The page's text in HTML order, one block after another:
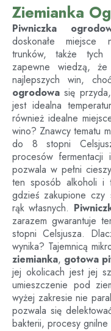
Ziemianka
Piwniczka
doskonałe miejsce
trunków, także tych
zapewne wiedzą,
najlepszych win,
ogrodowa się
jest idealna
również idealne
wino? Znawcy tematu
do 8 stopni
procesów
pozwala w pełni
ten sposób alkoholi i
gdzieś zakupione czy
rąk własnych.
zarazem gwarantuje
stopni Celsjusza.
wynika? Tajemnicą
ziemianka, gotowa
jej okolicach jest jej
umieszczenie pod
wyżej zakresie nie
pozwala się
bakterii, procesy gnilne